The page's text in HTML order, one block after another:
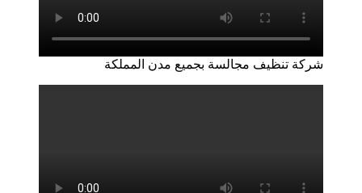
شركة تنظيف مجالسة بجميع مدن المملكة